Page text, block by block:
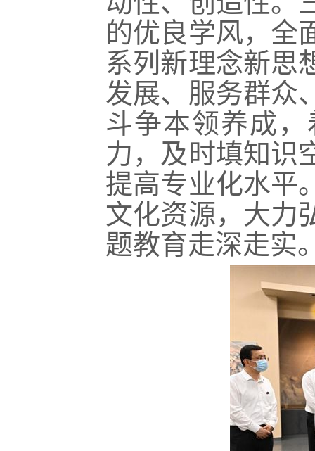
的优良学风，全
系列新理念新思
发展、服务群众
斗争本领养成
力，及时填知识
提高专业化水平
文化资源，大力
题教育走深走实